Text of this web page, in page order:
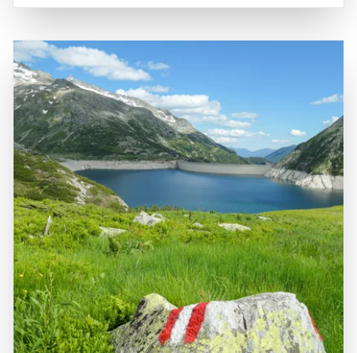
alpine Flora und Fauna, die in diesem geschützten Gebiet
Tradition in der Landwirtschaft und Viehzucht, und die
Einheimischen sind stolz darauf, ihre Bräuche und
kulinarischen Spezialitäten zu bewahren. Ein Besuch im
Lesachtal ist eine hervorragende Gelegenheit, die
Schönheit der Natur zu genießen, die lokale Kultur zu
erleben und unvergessliche Erinnerungen in einer der
ursprünglichsten Regionen Österreichs zu sammeln.
zentrale Lage des Lesachtals macht es zu einem idealen
Ausgangspunkt für Erkundungen in der Umgebung,
einschließlich der nahegelegenen Naturparks und
Wandergebiete. Die Kombination aus atemberaubender
Natur, kulturellen Erlebnissen und der Nähe zu
historischen Sehenswürdigkeiten macht das Lesachtal zu
einem bereichernden Erlebnis für alle, die die Faszination
dieser einzigartigen Region entdecken möchten.